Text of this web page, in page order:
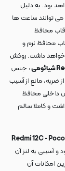
بود. به دلیل
می توانند ساعت ها
قاب محافظ
محافظ نرم و
خواهد داشت. روکش
، جنس
مانع از آسیب
داخلی محافظ
و کاملا سالم
Redmi 12C -
آسیبی به لنز آن
امکانات آن